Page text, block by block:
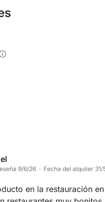
9/6/26 · Fecha del alquiler 31/
en la restauración